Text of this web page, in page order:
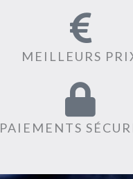
MEILLEURS
PAIEMENTS